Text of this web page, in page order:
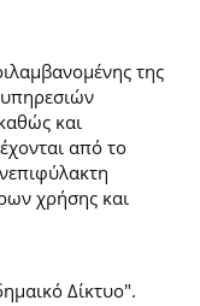
της
και
από το
χρήσης και
Δίκτυο".